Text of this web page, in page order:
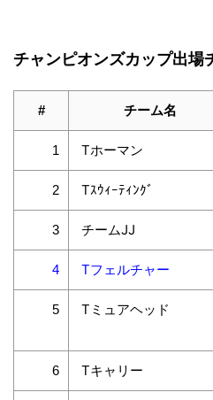
チャンピオンズカップ出場
# チーム名
1 Tホーマン
2 Tｽｳｨｰﾃｨﾝｸﾞ
3 チームJJ
4 Tフェルチャー
5 Tミュアヘッド
6 Tキャリー